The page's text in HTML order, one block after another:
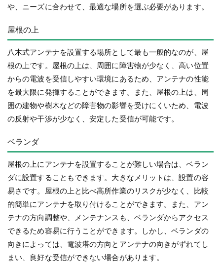
や、ニーズに合わせて、最適な場所を選ぶ必要があります。
屋根の上
八木式アンテナを設置する場所として最も一般的なのが、屋
根の上です。屋根の上は、周囲に障害物が少なく、高い位置
からの電波を受信しやすい環境にあるため、アンテナの性能
を最大限に発揮することができます。また、屋根の上は、周
囲の建物や樹木などの障害物の影響を受けにくいため、電波
の反射や干渉が少なく、安定した受信が可能です。
ベランダ
屋根の上にアンテナを設置することが難しい場合は、ベラン
ダに設置することもできます。大きなメリットは、設置の容
易さです。屋根の上と比べ高所作業のリスクが少なく、比較
的簡単にアンテナを取り付けることができます。また、アン
テナの方向調整や、メンテナンスも、ベランダからアクセス
できるため容易に行うことができます。しかし、ベランダの
向きによっては、電波塔の方向とアンテナの向きがずれてし
まい、良好な受信ができない場合があります。